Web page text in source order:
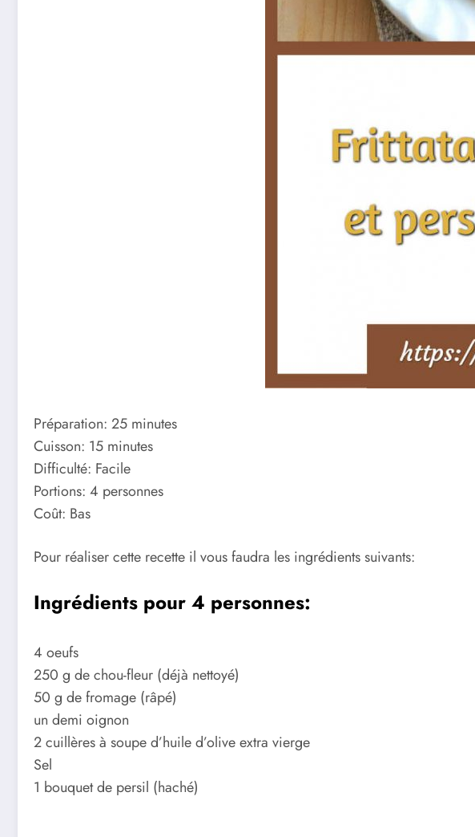
Préparation: 25 minutes
Cuisson: 15 minutes
Difficulté: Facile
Portions: 4 personnes
Coût: Bas
Pour réaliser cette recette il vous faudra les ingrédients suivants:
Ingrédients pour 4 personnes:
4 oeufs
250 g de chou-fleur (déjà nettoyé)
50 g de fromage (râpé)
un demi oignon
2 cuillères à soupe d’huile d’olive extra vierge
Sel
1 bouquet de persil (haché)